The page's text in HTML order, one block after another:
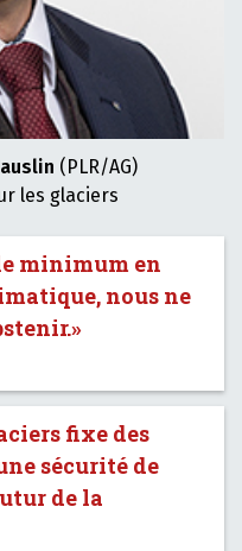
(PLR/AG)
les glaciers
minimum en
nous ne
fixe des
sécurité de
de la